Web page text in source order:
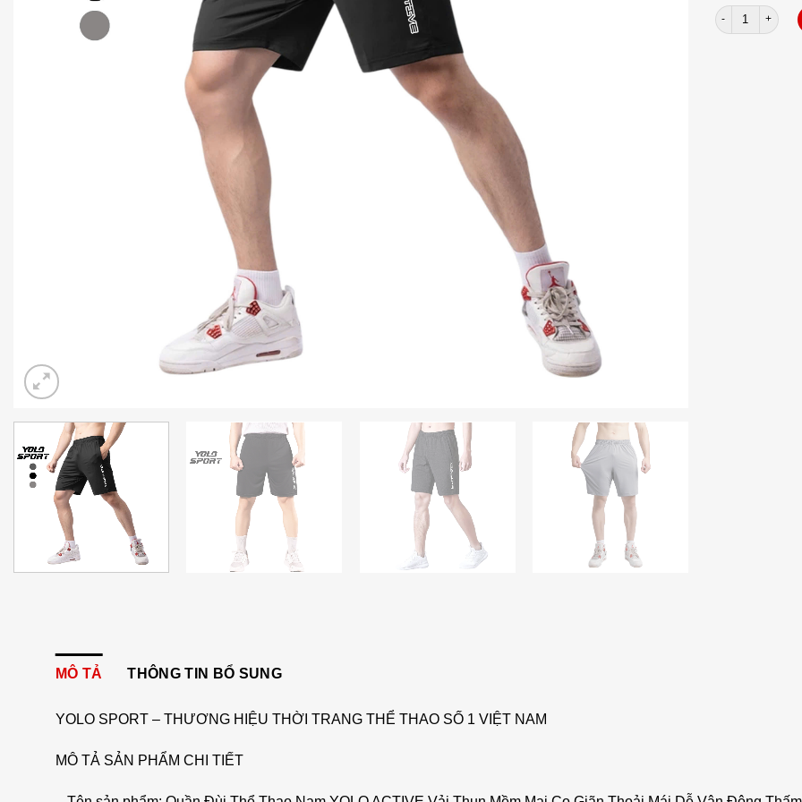
Đùi thun nam
MÔ TẢ THÔNG TIN BỔ SUNG
YOLO SPORT – THƯƠNG HIỆU THỜI TRANG THỂ THAO SỐ 1 VIỆT NAM
MÔ TẢ SẢN PHẨM CHI TIẾT